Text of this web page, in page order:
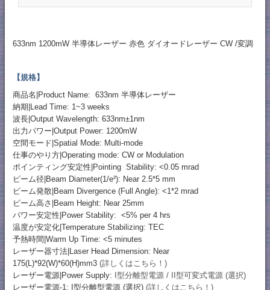
633nm 1200mW 半導体レーザー 赤色 ダイオードレーザー CW /変調
【規格】
商品名|Product Name: 633nm 半導体レーザー
納期|Lead Time: 1~3 weeks
波長|Output Wavelength: 633nm±1nm
出力パワー|Output Power: 1200mW
空間モード|Spatial Mode: Multi-mode
仕事のやり方|Operating mode: CW or Modulation
ポインティング安定性|Pointing Stability: <0.05 mrad
ビーム径|Beam Diameter(1/e²): Near 2.5*5 mm
ビーム発散|Beam Divergence (Full Angle): <1*2 mrad
ビーム高さ|Beam Height: Near 25mm
パワー安定性|Power Stability: <5% per 4 hrs
温度が安定化|Temperature Stabilizing: TEC
予熱時間|Warm Up Time: <5 minutes
レーザー器寸法|Laser Head Dimension: Near
175(L)*92(W)*60(H)mm3 (詳しくはこちら！)
レーザー電源|Power Supply: I型分離型電源 / II型可変式電源 (選択)
レーザー電源-1: I型分離型電源 (選択) (詳しくはこちら！)